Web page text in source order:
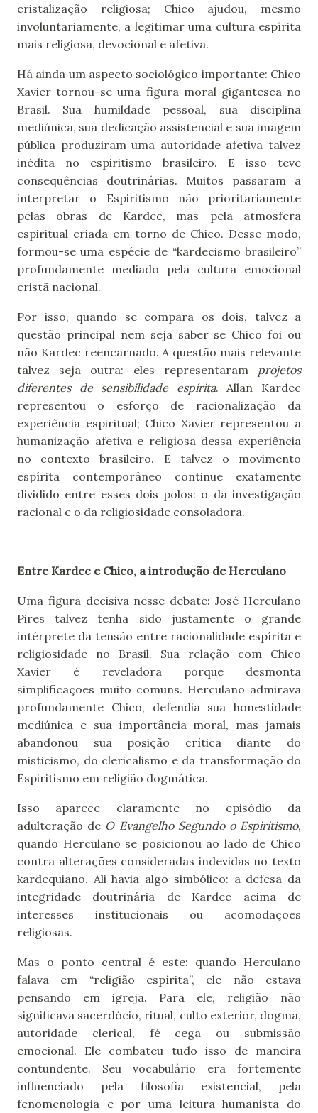
cristalização religiosa; Chico ajudou, mesmo
involuntariamente, a legitimar uma cultura espírita
mais religiosa, devocional e afetiva.
Há ainda um aspecto sociológico importante: Chico
Xavier tornou-se uma figura moral gigantesca no
Brasil. Sua humildade pessoal, sua disciplina
mediúnica, sua dedicação assistencial e sua imagem
pública produziram uma autoridade afetiva talvez
inédita no espiritismo brasileiro. E isso teve
consequências doutrinárias. Muitos passaram a
interpretar o Espiritismo não prioritariamente
pelas obras de Kardec, mas pela atmosfera
espiritual criada em torno de Chico. Desse modo,
formou-se uma espécie de “kardecismo brasileiro”
profundamente mediado pela cultura emocional
cristã nacional.
Por isso, quando se compara os dois, talvez a
questão principal nem seja saber se Chico foi ou
não Kardec reencarnado. A questão mais relevante
talvez seja outra: eles representaram projetos
diferentes de sensibilidade espírita. Allan Kardec
representou o esforço de racionalização da
experiência espiritual; Chico Xavier representou a
humanização afetiva e religiosa dessa experiência
no contexto brasileiro. E talvez o movimento
espírita contemporâneo continue exatamente
dividido entre esses dois polos: o da investigação
racional e o da religiosidade consoladora.
Entre Kardec e Chico, a introdução de Herculano
Uma figura decisiva nesse debate: José Herculano
Pires talvez tenha sido justamente o grande
intérprete da tensão entre racionalidade espírita e
religiosidade no Brasil. Sua relação com Chico
Xavier é reveladora porque desmonta
simplificações muito comuns. Herculano admirava
profundamente Chico, defendia sua honestidade
mediúnica e sua importância moral, mas jamais
abandonou sua posição crítica diante do
misticismo, do clericalismo e da transformação do
Espiritismo em religião dogmática.
Isso aparece claramente no episódio da
adulteração de O Evangelho Segundo o Espiritismo,
quando Herculano se posicionou ao lado de Chico
contra alterações consideradas indevidas no texto
kardequiano. Ali havia algo simbólico: a defesa da
integridade doutrinária de Kardec acima de
interesses institucionais ou acomodações
religiosas.
Mas o ponto central é este: quando Herculano
falava em “religião espírita”, ele não estava
pensando em igreja. Para ele, religião não
significava sacerdócio, ritual, culto exterior, dogma,
autoridade clerical, fé cega ou submissão
emocional. Ele combateu tudo isso de maneira
contundente. Seu vocabulário era fortemente
influenciado pela filosofia existencial, pela
fenomenologia e por uma leitura humanista do